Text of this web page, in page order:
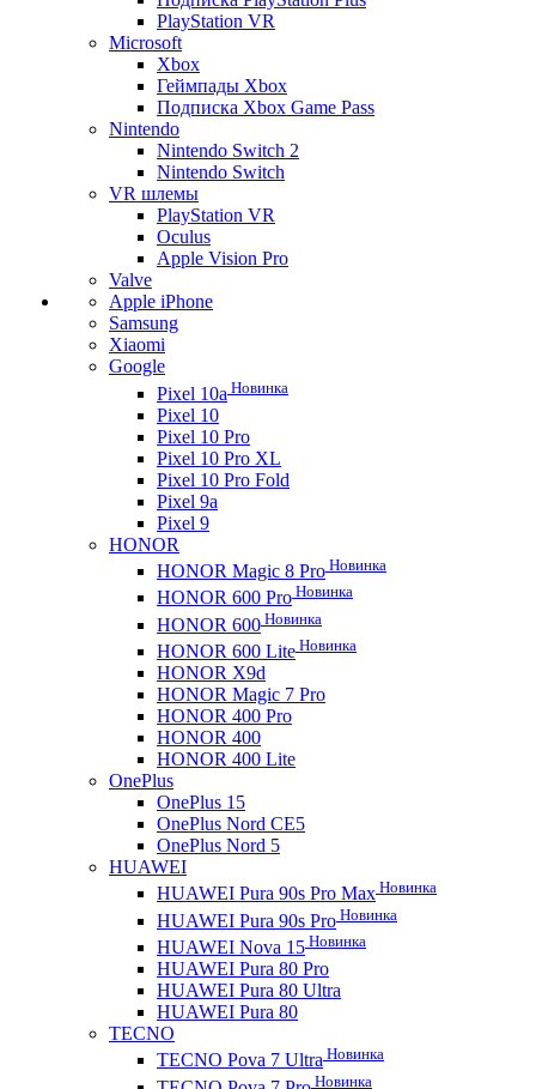
PlayStation VR
Microsoft
Xbox
Геймпады Xbox
Подписка Xbox Game Pass
Nintendo
Nintendo Switch 2
Nintendo Switch
VR шлемы
PlayStation VR
Oculus
Apple Vision Pro
Valve
Apple iPhone
Samsung
Xiaomi
Google
Pixel 10a Новинка
Pixel 10
Pixel 10 Pro
Pixel 10 Pro XL
Pixel 10 Pro Fold
Pixel 9a
Pixel 9
HONOR
HONOR Magic 8 Pro Новинка
HONOR 600 Pro Новинка
HONOR 600 Новинка
HONOR 600 Lite Новинка
HONOR X9d
HONOR Magic 7 Pro
HONOR 400 Pro
HONOR 400
HONOR 400 Lite
OnePlus
OnePlus 15
OnePlus Nord CE5
OnePlus Nord 5
HUAWEI
HUAWEI Pura 90s Pro Max Новинка
HUAWEI Pura 90s Pro Новинка
HUAWEI Nova 15 Новинка
HUAWEI Pura 80 Pro
HUAWEI Pura 80 Ultra
HUAWEI Pura 80
TECNO
TECNO Pova 7 Ultra Новинка
Новинка